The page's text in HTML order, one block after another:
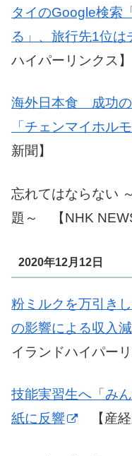
タイのGoogle検索
る」、旅行先1位は
ハイパーリンクス】
海外日本食 成功の
「チェンマイホル
新聞】
忘れてはならない
題～ 【NHK
2020年12月12日
粉ミルクを万引き
の影響による収入
イランドハイパーリ
技能実習生へ「み
紙に反響
【産経